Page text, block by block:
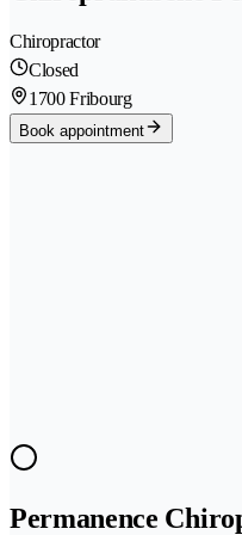
Chiropractor
Closed
1700 Fribourg
Book appointment
Permanence